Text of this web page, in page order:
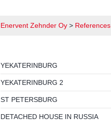
Enervent Zehnder Oy > References
YEKATERINBURG
YEKATERINBURG 2
ST PETERSBURG
DETACHED HOUSE IN RUSSIA